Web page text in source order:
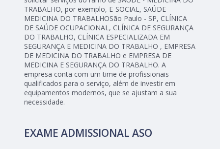
TRABALHO, por exemplo, E-SOCIAL, SAÚDE -
MEDICINA DO TRABALHOSão Paulo - SP, CLÍNICA
DE SAÚDE OCUPACIONAL, CLÍNICA DE SEGURANÇA
DO TRABALHO, CLÍNICA ESPECIALIZADA EM
SEGURANÇA E MEDICINA DO TRABALHO , EMPRESA
DE MEDICINA DO TRABALHO e EMPRESA DE
MEDICINA E SEGURANÇA DO TRABALHO. A
empresa conta com um time de profissionais
qualificados para o serviço, além de investir em
equipamentos modernos, que se ajustam a sua
necessidade.
EXAME ADMISSIONAL ASO